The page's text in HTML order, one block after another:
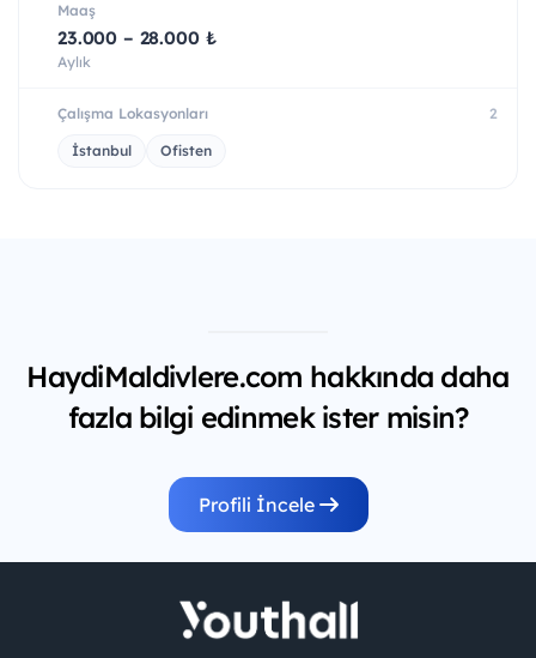
Maaş
23.000 – 28.000 ₺
Aylık
Çalışma Lokasyonları 2
İstanbul Ofisten
HaydiMaldivlere.com hakkında daha
fazla bilgi edinmek ister misin?
Profili İncele